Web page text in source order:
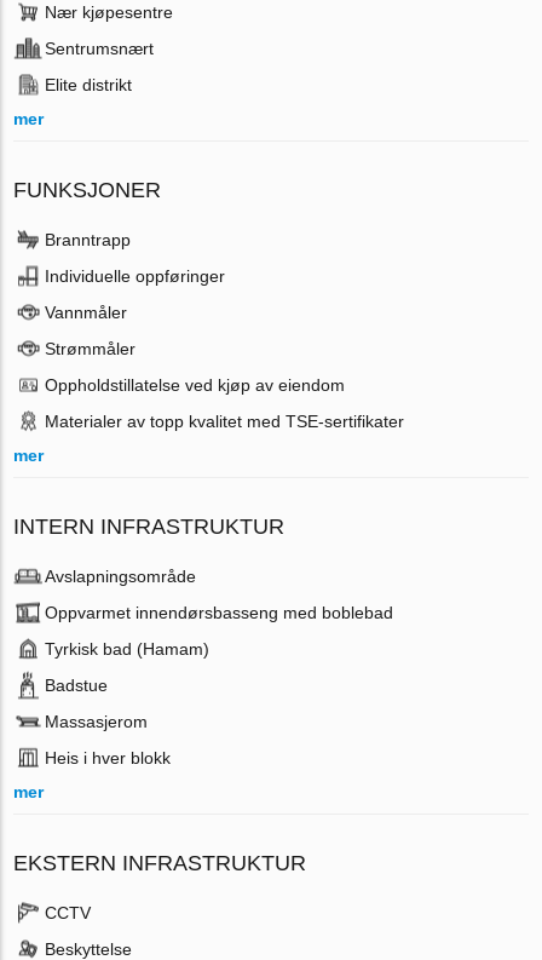
Nær kjøpesentre
Sentrumsnært
Elite distrikt
mer
FUNKSJONER
Branntrapp
Individuelle oppføringer
Vannmåler
Strømmåler
Oppholdstillatelse ved kjøp av eiendom
Materialer av topp kvalitet med TSE-sertifikater
mer
INTERN INFRASTRUKTUR
Avslapningsområde
Oppvarmet innendørsbasseng med boblebad
Tyrkisk bad (Hamam)
Badstue
Massasjerom
Heis i hver blokk
mer
EKSTERN INFRASTRUKTUR
CCTV
Beskyttelse